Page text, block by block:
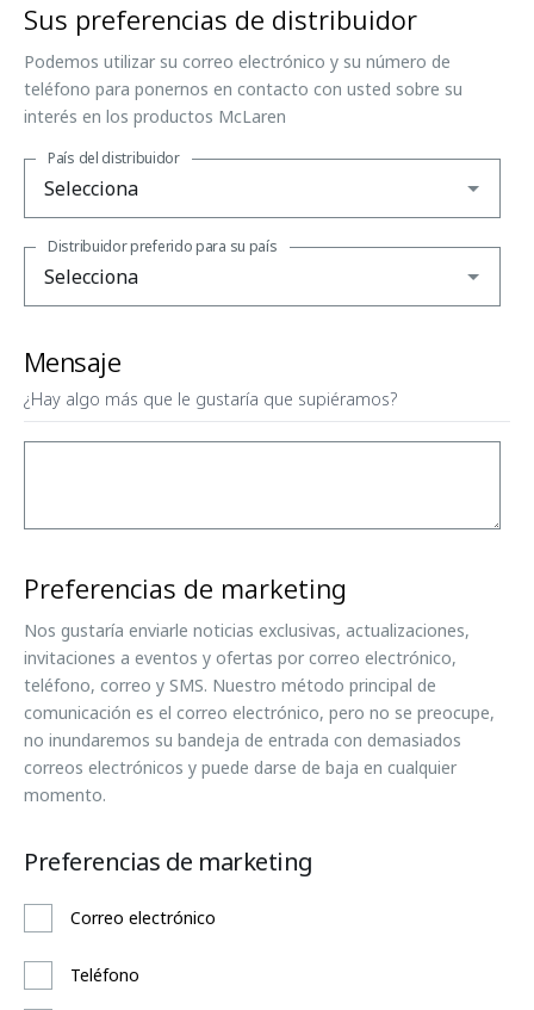
Sus preferencias de distribuidor
Podemos utilizar su correo electrónico y su número de
teléfono para ponernos en contacto con usted sobre su
interés en los productos McLaren
País del distribuidor
Distribuidor preferido para su país
Mensaje
¿Hay algo más que le gustaría que supiéramos?
Preferencias de marketing
Nos gustaría enviarle noticias exclusivas, actualizaciones,
invitaciones a eventos y ofertas por correo electrónico,
teléfono, correo y SMS. Nuestro método principal de
comunicación es el correo electrónico, pero no se preocupe,
no inundaremos su bandeja de entrada con demasiados
correos electrónicos y puede darse de baja en cualquier
momento.
Preferencias de marketing
Correo electrónico
Teléfono